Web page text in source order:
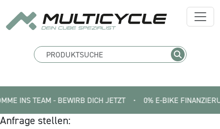
TEAM - BEWIRB DICH JETZT • 0% E-BIKE FINANZIERUNG
Anfrage stellen: